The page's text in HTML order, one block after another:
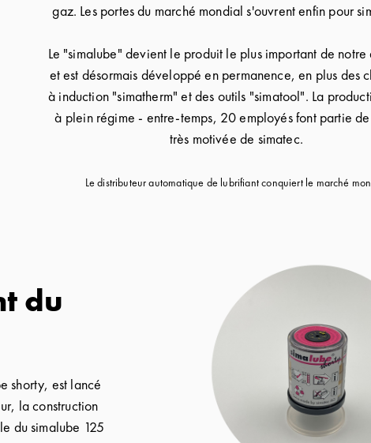
gaz. Les portes du marché mondial s'ouvrent enfin pour
Le "simalube" devient le produit le plus important de notre
et est désormais développé en permanence, en plus des
à induction "simatherm" et des outils "simatool". La
à plein régime - entre-temps, 20 employés font partie
très motivée de simatec.
Le distributeur automatique de lubrifiant conquiert le marché
du
shorty, est lancé
la construction
du simalube 125